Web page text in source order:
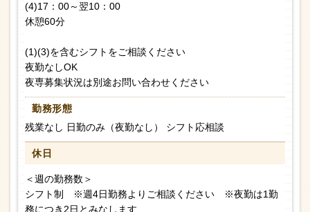
(4)17：00～翌10：00
休憩60分
(1)(3)を含むシフトをご相談ください
夜勤なしOK
夜専募集状況は別途お問い合わせください
勤務形態
残業なし 日勤のみ（夜勤なし） シフト応相談
休日
＜週の勤務数＞
シフト制 ※週4日勤務よりご相談ください ※夜勤は1勤
務につき2日とみなします